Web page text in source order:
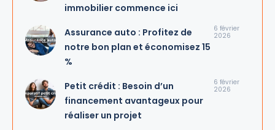
immobilier commence ici
Assurance auto : Profitez de
notre bon plan et économisez 15
%
6 février
2026
Petit crédit : Besoin d’un
financement avantageux pour
réaliser un projet
6 février
2026